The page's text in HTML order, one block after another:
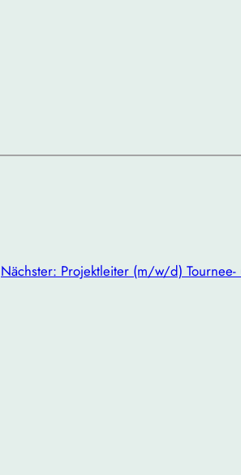
Nächster: Projektleiter (m/w/d)